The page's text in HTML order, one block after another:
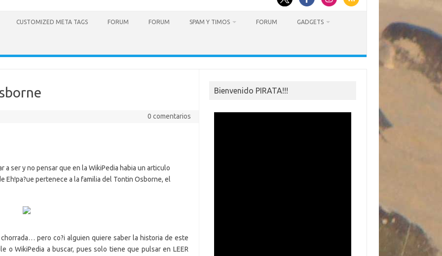
CUSTOMIZED META TAGS FORUM FORUM SPAM Y TIMOS FORUM GADGETS
0 comentarios
ser y no pensar que en la WikiPedia habia un articulo
Eh!pa?ue pertenece a la familia del Tontin Osborne, el
pero co?i alguien quiere saber la historia de este
o WikiPedia a buscar, pues solo tiene que pulsar en LEER
Bienvenido PIRATA!!!